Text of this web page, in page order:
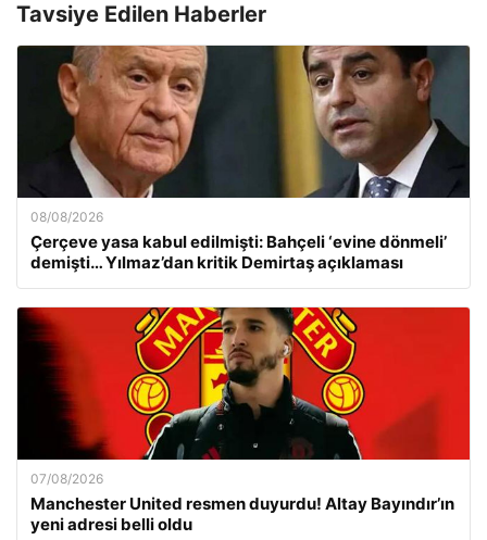
Tavsiye Edilen Haberler
08/08/2026
Çerçeve yasa kabul edilmişti: Bahçeli ‘evine dönmeli’
demişti… Yılmaz’dan kritik Demirtaş açıklaması
07/08/2026
Manchester United resmen duyurdu! Altay Bayındır’ın
yeni adresi belli oldu